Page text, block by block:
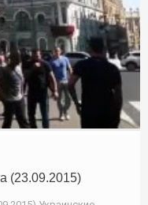
(23.09.2015)